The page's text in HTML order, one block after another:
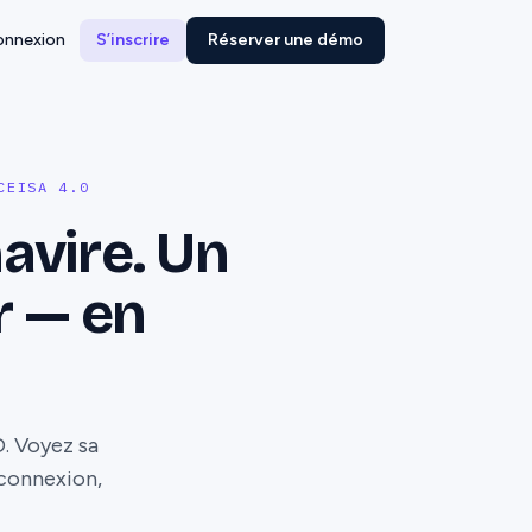
S’inscrire Réserver une démo
CEISA 4.0
Un
— en
Voyez sa